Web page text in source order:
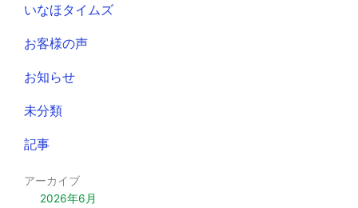
いなほタイムズ
お客様の声
お知らせ
未分類
記事
アーカイブ
2026年6月